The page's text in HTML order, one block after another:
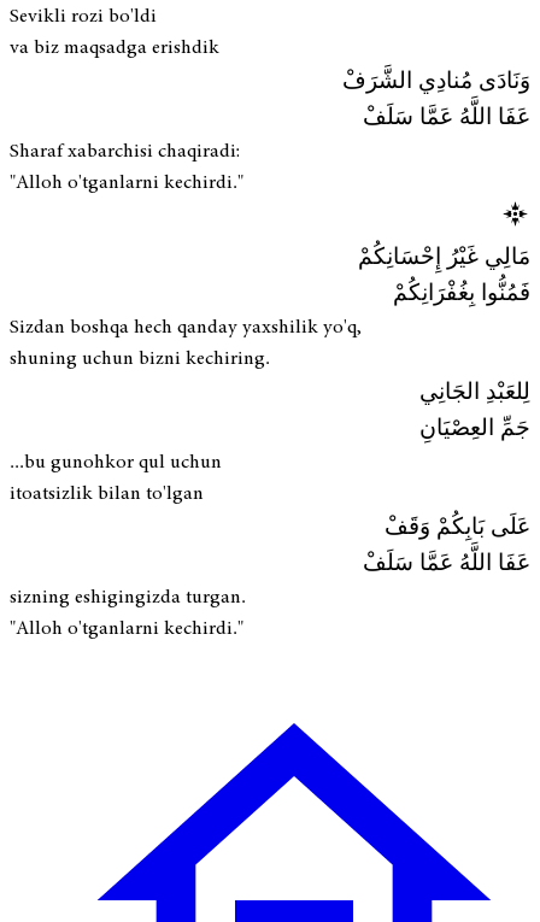
Sevikli rozi bo'ldi
va biz maqsadga erishdik
وَنَادَى مُنادِي الشَّرَفْ
عَفَا اللَّهُ عَمَّا سَلَفْ
Sharaf xabarchisi chaqiradi:
"Alloh o'tganlarni kechirdi."
مَالِي غَيْرُ إِحْسَانِكُمْ
فَمُنُّوا بِغُفْرَانِكُمْ
Sizdan boshqa hech qanday yaxshilik yo'q,
shuning uchun bizni kechiring.
لِلعَبْدِ الجَانِي
جَمِّ العِصْيَانِ
...bu gunohkor qul uchun
itoatsizlik bilan to'lgan
عَلَى بَابِكُمْ وَقَفْ
عَفَا اللَّهُ عَمَّا سَلَفْ
sizning eshigingizda turgan.
"Alloh o'tganlarni kechirdi."